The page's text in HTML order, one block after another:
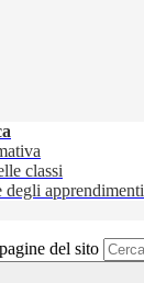
classi
degli apprendimenti
del sito